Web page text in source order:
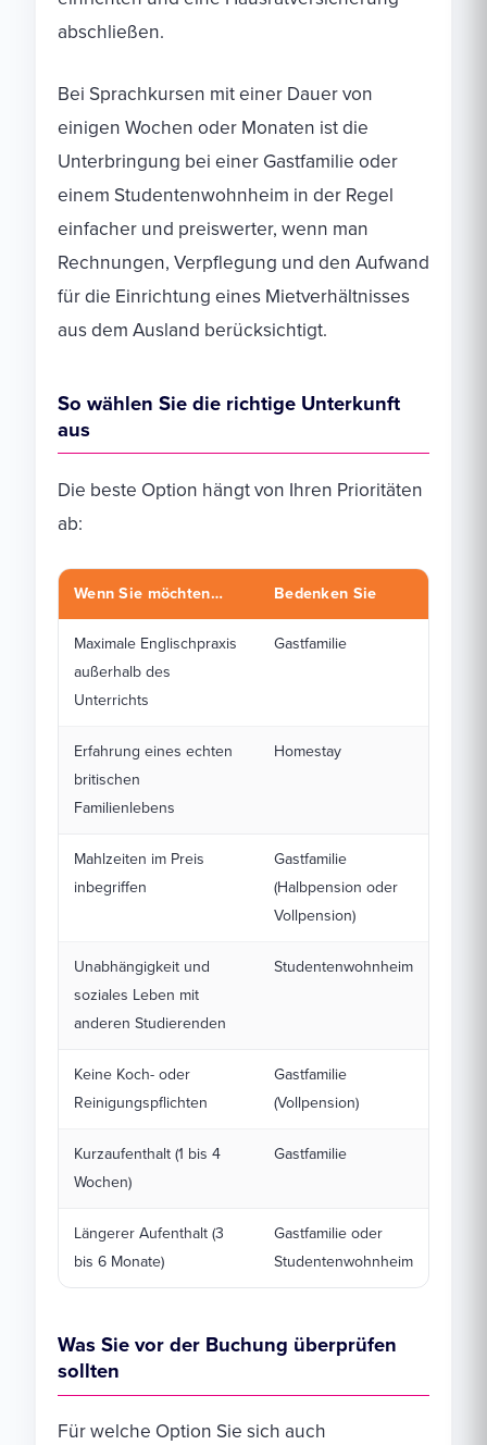
abschließen.
Bei Sprachkursen mit einer Dauer von
einigen Wochen oder Monaten ist die
Unterbringung bei einer Gastfamilie oder
einem Studentenwohnheim in der Regel
einfacher und preiswerter, wenn man
Rechnungen, Verpflegung und den Aufwand
für die Einrichtung eines Mietverhältnisses
aus dem Ausland berücksichtigt.
So wählen Sie die richtige Unterkunft
aus
Die beste Option hängt von Ihren Prioritäten
ab:
Wenn Sie möchten… Bedenken Sie
Maximale Englischpraxis
außerhalb des
Unterrichts
Gastfamilie
Erfahrung eines echten
britischen
Familienlebens
Homestay
Mahlzeiten im Preis
inbegriffen
Gastfamilie
(Halbpension oder
Vollpension)
Unabhängigkeit und
soziales Leben mit
anderen Studierenden
Studentenwohnheim
Keine Koch- oder
Reinigungspflichten
Gastfamilie
(Vollpension)
Kurzaufenthalt (1 bis 4
Wochen)
Gastfamilie
Längerer Aufenthalt (3
bis 6 Monate)
Gastfamilie oder
Studentenwohnheim
Was Sie vor der Buchung überprüfen
sollten
Für welche Option Sie sich auch